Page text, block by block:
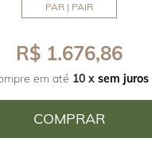
PAR | PAIR
R$ 1.676,86
em até 10 x sem juros
COMPRAR